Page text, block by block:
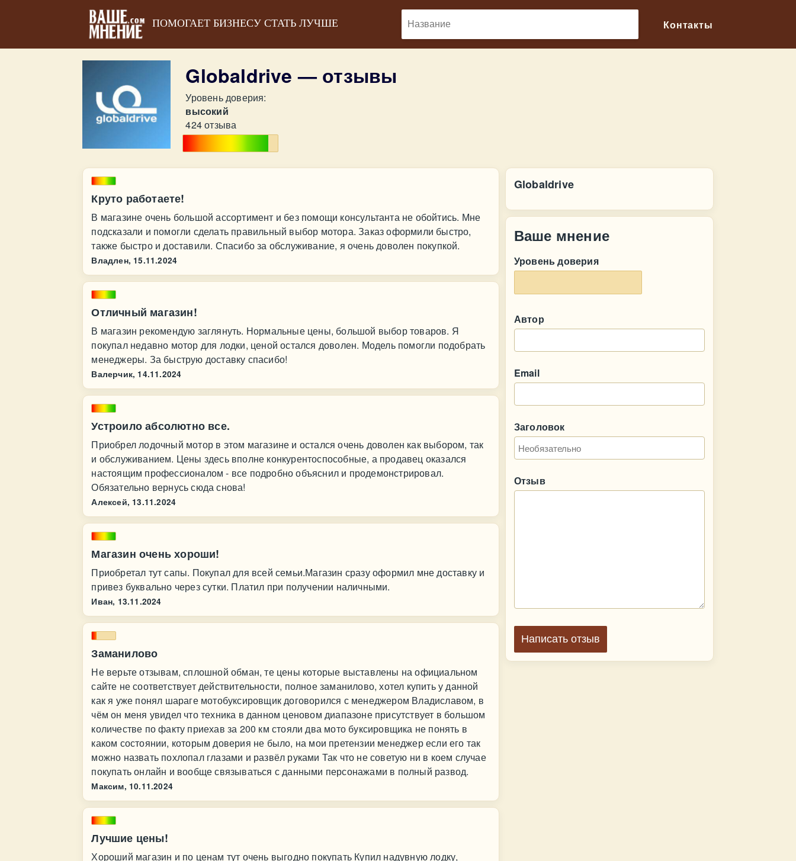
ПОМОГАЕТ БИЗНЕСУ СТАТЬ ЛУЧШЕ Контакты
Globaldrive — отзывы
Уровень доверия:
высокий
424 отзыва
Круто работаете!
В магазине очень большой ассортимент и без помощи консультанта не обойтись. Мне
подсказали и помогли сделать правильный выбор мотора. Заказ оформили быстро,
также быстро и доставили. Спасибо за обслуживание, я очень доволен покупкой.
Владлен, 15.11.2024
Отличный магазин!
В магазин рекомендую заглянуть. Нормальные цены, большой выбор товаров. Я
покупал недавно мотор для лодки, ценой остался доволен. Модель помогли подобрать
менеджеры. За быструю доставку спасибо!
Валерчик, 14.11.2024
Устроило абсолютно все.
Приобрел лодочный мотор в этом магазине и остался очень доволен как выбором, так
и обслуживанием. Цены здесь вполне конкурентоспособные, а продавец оказался
настоящим профессионалом - все подробно объяснил и продемонстрировал.
Обязательно вернусь сюда снова!
Алексей, 13.11.2024
Магазин очень хороши!
Приобретал тут сапы. Покупал для всей семьи.Магазин сразу оформил мне доставку и
привез буквально через сутки. Платил при получении наличными.
Иван, 13.11.2024
Заманилово
Не верьте отзывам, сплошной обман, те цены которые выставлены на официальном
сайте не соответствует действительности, полное заманилово, хотел купить у данной
как я уже понял шараге мотобуксировщик договорился с менеджером Владиславом, в
чём он меня увидел что техника в данном ценовом диапазоне присутствует в большом
количестве по факту приехав за 200 км стояли два мото буксировщика не понять в
каком состоянии, которым доверия не было, на мои претензии менеджер если его так
можно назвать похлопал глазами и развёл руками Так что не советую ни в коем случае
покупать онлайн и вообще связываться с данными персонажами в полный развод.
Максим, 10.11.2024
Лучшие цены!
Хороший магазин и по ценам тут очень выгодно покупать Купил надувную лодку,
Globaldrive
Ваше мнение
Уровень доверия
Автор
Email
Заголовок
Отзыв
Написать отзыв